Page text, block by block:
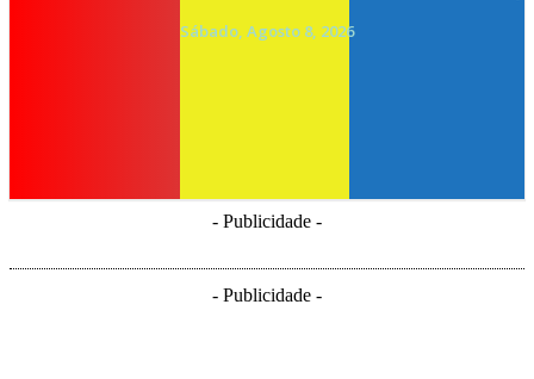
Sábado, Agosto 8, 2026
- Publicidade -
- Publicidade -